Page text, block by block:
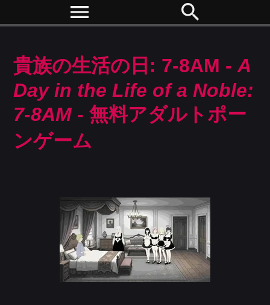
menu search
貴族の生活の日: 7-8AM -A
Day in the Life of a Noble:
7-8AM - 無料アダルトポー
ンゲーム